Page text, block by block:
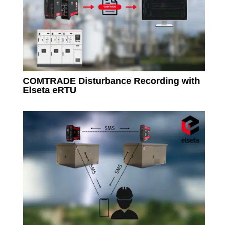
COMTRADE Disturbance Recording with
Elseta eRTU